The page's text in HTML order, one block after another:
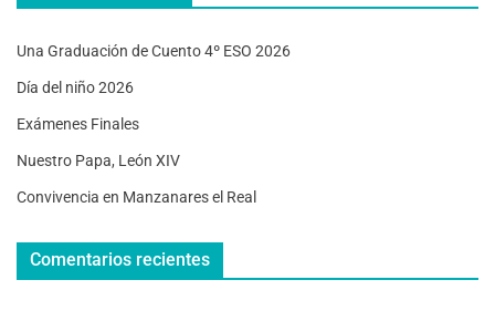
Una Graduación de Cuento 4º ESO 2026
Día del niño 2026
Exámenes Finales
Nuestro Papa, León XIV
Convivencia en Manzanares el Real
Comentarios recientes